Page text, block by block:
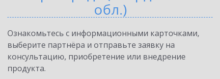
обл.)
Ознакомьтесь с информационными карточками,
выберите партнёра и отправьте заявку на
консультацию, приобретение или внедрение
продукта.